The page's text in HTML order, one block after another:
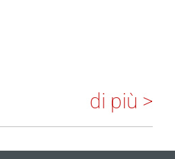
di più >